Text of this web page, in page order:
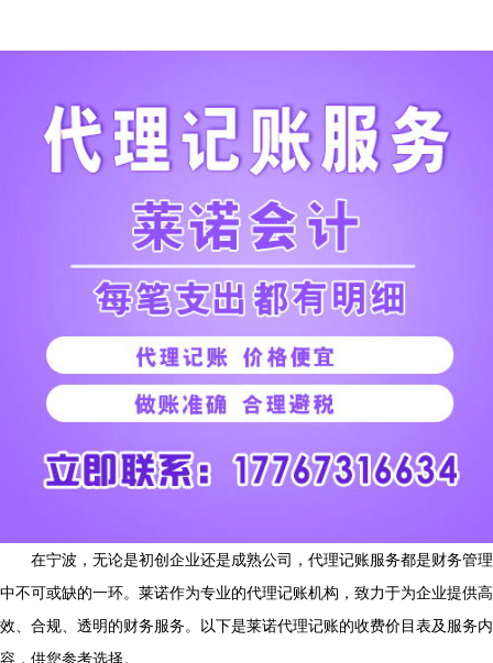
在宁波，无论是初创企业还是成熟公司，代理记账服务都是财务管理
中不可或缺的一环。莱诺作为专业的代理记账机构，致力于为企业提供高
效、合规、透明的财务服务。以下是莱诺代理记账的收费价目表及服务内
容，供您参考选择。